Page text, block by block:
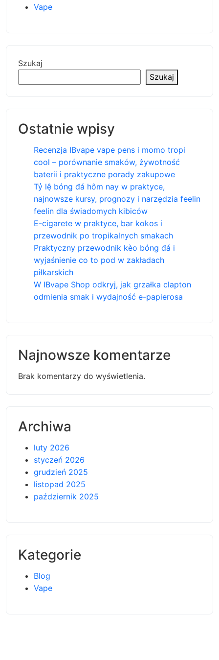
Vape
Szukaj
Szukaj
Ostatnie wpisy
Recenzja IBvape vape pens i momo tropi
cool – porównanie smaków, żywotność
baterii i praktyczne porady zakupowe
Tỷ lệ bóng đá hôm nay w praktyce,
najnowsze kursy, prognozy i narzędzia feelin
feelin dla świadomych kibiców
E-cigarete w praktyce, bar kokos i
przewodnik po tropikalnych smakach
Praktyczny przewodnik kèo bóng đá i
wyjaśnienie co to pod w zakładach
piłkarskich
W IBvape Shop odkryj, jak grzałka clapton
odmienia smak i wydajność e-papierosa
Najnowsze komentarze
Brak komentarzy do wyświetlenia.
Archiwa
luty 2026
styczeń 2026
grudzień 2025
listopad 2025
październik 2025
Kategorie
Blog
Vape